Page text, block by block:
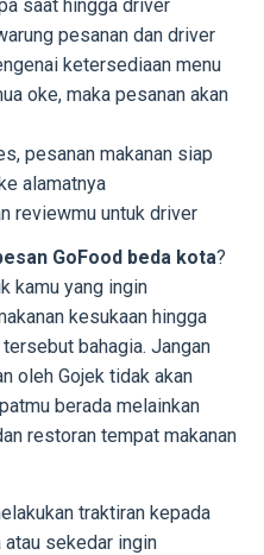
saat hingga driver
pesanan dan driver
ketersediaan menu
oke, maka pesanan akan
pesanan makanan siap
alamatnya
reviewmu untuk driver
GoFood beda kota?
kamu yang ingin
kesukaan hingga
bahagia. Jangan
oleh Gojek tidak akan
berada melainkan
restoran tempat makanan
traktiran kepada
sekedar ingin